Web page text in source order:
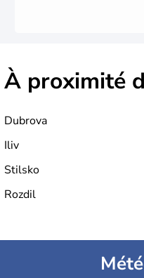
À proximité
Dubrova
Iliv
Stilsko
Rozdil